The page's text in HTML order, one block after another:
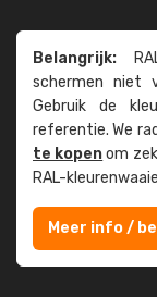
Belangrijk:
schermen niet
Gebruik de
referentie. We
te kopenom
RAL-
Meer info /